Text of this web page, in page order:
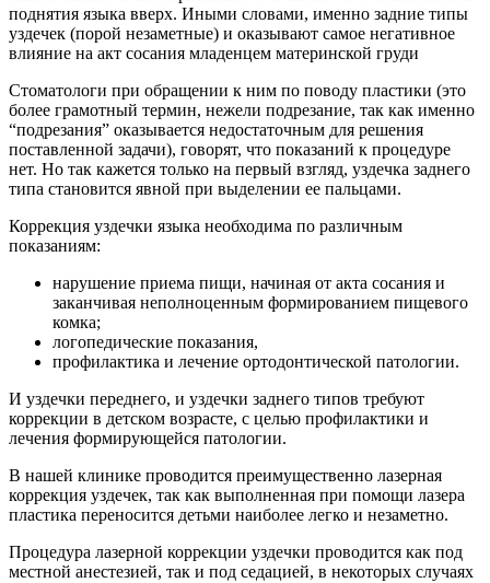
поднятия языка вверх. Иными словами, именно задние типы
уздечек (порой незаметные) и оказывают самое негативное
влияние на акт сосания младенцем материнской груди
Стоматологи при обращении к ним по поводу пластики (это
более грамотный термин, нежели подрезание, так как именно
“подрезания” оказывается недостаточным для решения
поставленной задачи), говорят, что показаний к процедуре
нет. Но так кажется только на первый взгляд, уздечка заднего
типа становится явной при выделении ее пальцами.
Коррекция уздечки языка необходима по различным
показаниям:
нарушение приема пищи, начиная от акта сосания и
заканчивая неполноценным формированием пищевого
комка;
логопедические показания,
профилактика и лечение ортодонтической патологии.
И уздечки переднего, и уздечки заднего типов требуют
коррекции в детском возрасте, с целью профилактики и
лечения формирующейся патологии.
В нашей клинике проводится преимущественно лазерная
коррекция уздечек, так как выполненная при помощи лазера
пластика переносится детьми наиболее легко и незаметно.
Процедура лазерной коррекции уздечки проводится как под
местной анестезией, так и под седацией, в некоторых случаях